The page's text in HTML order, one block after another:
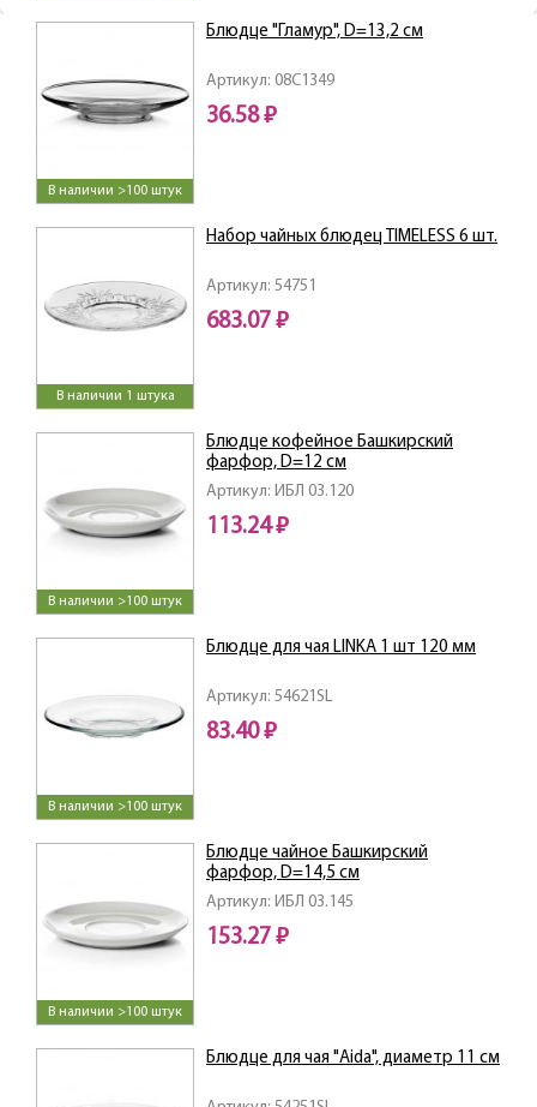
В наличии >100 штук
Артикул: 08C1349
Блюдце "Гламур", D=13,2 см
36.58 ₽
В наличии 1 штука
Артикул: 54751
Набор чайных блюдец TIMELESS 6 шт.
683.07 ₽
В наличии >100 штук
Артикул: ИБЛ 03.120
Блюдце кофейное Башкирский
фарфор, D=12 см
113.24 ₽
В наличии >100 штук
Артикул: 54621SL
Блюдце для чая LINKA 1 шт 120 мм
83.40 ₽
В наличии >100 штук
Артикул: ИБЛ 03.145
Блюдце чайное Башкирский
фарфор, D=14,5 см
153.27 ₽
Блюдце для чая "Aida", диаметр 11 см